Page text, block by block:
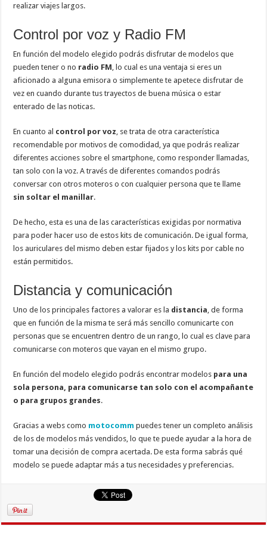
realizar viajes largos.
Control por voz y Radio FM
En función del modelo elegido podrás disfrutar de modelos que
pueden tener o no radio FM , lo cual es una ventaja si eres un
aficionado a alguna emisora o simplemente te apetece disfrutar de
vez en cuando durante tus trayectos de buena música o estar
enterado de las noticas.
En cuanto al control por voz , se trata de otra característica
recomendable por motivos de comodidad, ya que podrás realizar
diferentes acciones sobre el smartphone, como responder llamadas,
tan solo con la voz. A través de diferentes comandos podrás
conversar con otros moteros o con cualquier persona que te llame
sin soltar el manillar.
De hecho, esta es una de las características exigidas por normativa
para poder hacer uso de estos kits de comunicación. De igual forma,
los auriculares del mismo deben estar fijados y los kits por cable no
están permitidos.
Distancia y comunicación
Uno de los principales factores a valorar es la distancia , de forma
que en función de la misma te será más sencillo comunicarte con
personas que se encuentren dentro de un rango, lo cual es clave para
comunicarse con moteros que vayan en el mismo grupo.
En función del modelo elegido podrás encontrar modelos para una
sola persona, para comunicarse tan solo con el acompañante
o para grupos grandes.
Gracias a webs como motocommpuedes tener un completo análisis
de los de modelos más vendidos, lo que te puede ayudar a la hora de
tomar una decisión de compra acertada. De esta forma sabrás qué
modelo se puede adaptar más a tus necesidades y preferencias.